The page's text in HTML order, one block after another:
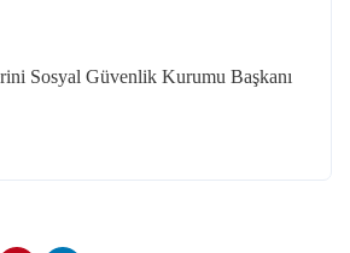
Sosyal Güvenlik Kurumu Başkanı